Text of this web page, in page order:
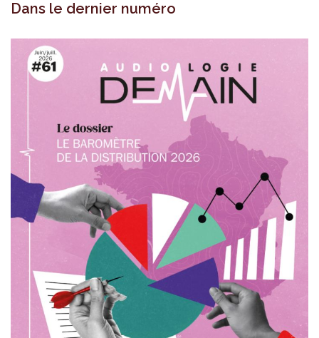
Dans le dernier numéro